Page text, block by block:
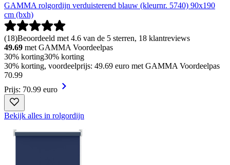
GAMMA rolgordijn verduisterend blauw (kleurnr. 5740) 90x190
cm (bxh)
(18)Beoordeeld met 4.6 van de 5 sterren, 18 klantreviews
49.69 met GAMMA Voordeelpas
30% korting30% korting
30% korting, voordeelprijs: 49.69 euro met GAMMA Voordeelpas
70.99
Prijs: 70.99 euro
Bekijk alles in rolgordijn